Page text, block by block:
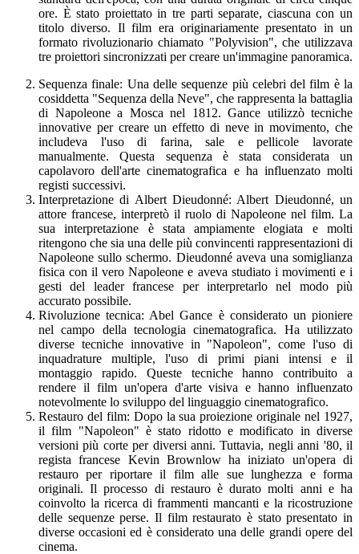
ore. È stato proiettato in tre parti separate, ciascuna con un
titolo diverso. Il film era originariamente presentato in un
formato rivoluzionario chiamato "Polyvision", che utilizzava
tre proiettori sincronizzati per creare un'immagine panoramica.
Sequenza finale: Una delle sequenze più celebri del film è la
cosiddetta "Sequenza della Neve", che rappresenta la battaglia
di Napoleone a Mosca nel 1812. Gance utilizzò tecniche
innovative per creare un effetto di neve in movimento, che
includeva l'uso di farina, sale e pellicole lavorate
manualmente. Questa sequenza è stata considerata un
capolavoro dell'arte cinematografica e ha influenzato molti
registi successivi.
Interpretazione di Albert Dieudonné: Albert Dieudonné, un
attore francese, interpretò il ruolo di Napoleone nel film. La
sua interpretazione è stata ampiamente elogiata e molti
ritengono che sia una delle più convincenti rappresentazioni di
Napoleone sullo schermo. Dieudonné aveva una somiglianza
fisica con il vero Napoleone e aveva studiato i movimenti e i
gesti del leader francese per interpretarlo nel modo più
accurato possibile.
Rivoluzione tecnica: Abel Gance è considerato un pioniere
nel campo della tecnologia cinematografica. Ha utilizzato
diverse tecniche innovative in "Napoleon", come l'uso di
inquadrature multiple, l'uso di primi piani intensi e il
montaggio rapido. Queste tecniche hanno contribuito a
rendere il film un'opera d'arte visiva e hanno influenzato
notevolmente lo sviluppo del linguaggio cinematografico.
Restauro del film: Dopo la sua proiezione originale nel 1927,
il film "Napoleon" è stato ridotto e modificato in diverse
versioni più corte per diversi anni. Tuttavia, negli anni '80, il
regista francese Kevin Brownlow ha iniziato un'opera di
restauro per riportare il film alle sue lunghezza e forma
originali. Il processo di restauro è durato molti anni e ha
coinvolto la ricerca di frammenti mancanti e la ricostruzione
delle sequenze perse. Il film restaurato è stato presentato in
diverse occasioni ed è considerato una delle grandi opere del
cinema.